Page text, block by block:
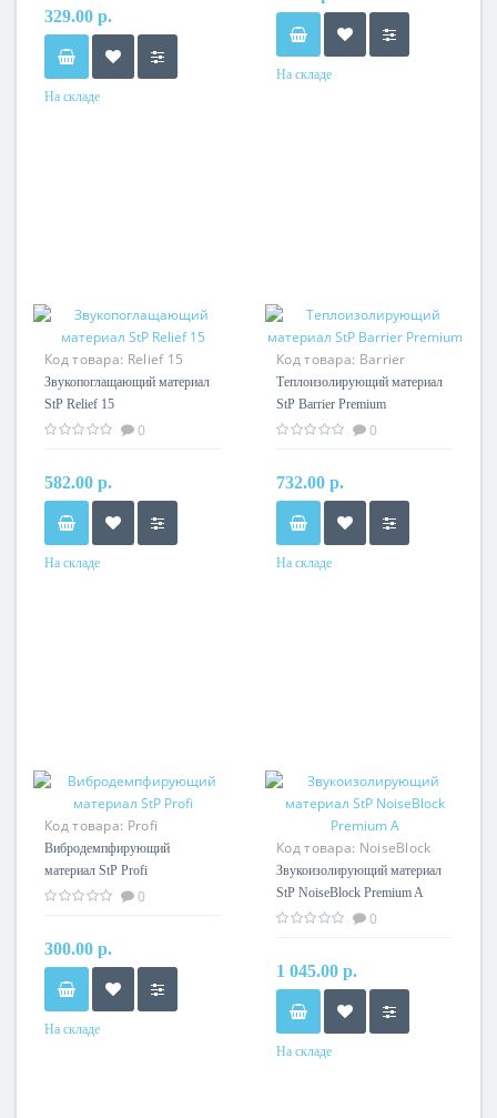
329.00 р.
На складе
На складе
Код товара: Relief 15
Звукопоглащающий материал
StP Relief 15
0
582.00 р.
На складе
Код товара: Barrier
Premium
Теплоизолирующий материал
StP Barrier Premium
0
732.00 р.
На складе
Код товара: Profi
Вибродемпфирующий
материал StP Profi
0
300.00 р.
На складе
Код товара: NoiseBlock
Premium A
Звукоизолирующий материал
StP NoiseBlock Premium A
0
1 045.00 р.
На складе